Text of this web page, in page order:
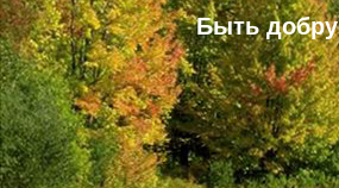
Быть добру